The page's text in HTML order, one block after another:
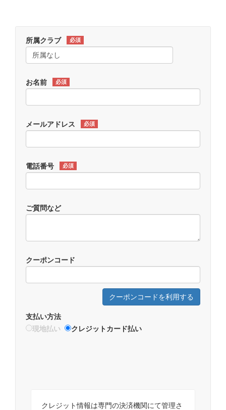
所属クラブ 必須
お名前 必須
メールアドレス 必須
電話番号 必須
ご質問など
クーポンコード
クーポンコードを利用する
支払い方法
現地払い
クレジットカード払い
クレジット情報は専門の決済機関にて管理さ